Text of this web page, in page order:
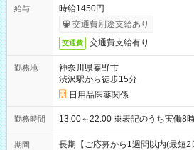
給与
時給1450円
交通費別途支給あり
交通費 交通費支給有り
勤務地
神奈川県秦野市
渋沢駅から徒歩15分
日用品医薬関係
勤務時間 13:00～22:00 ※表記のうち実
期間
長期【ご応募から1週間以内(最短2